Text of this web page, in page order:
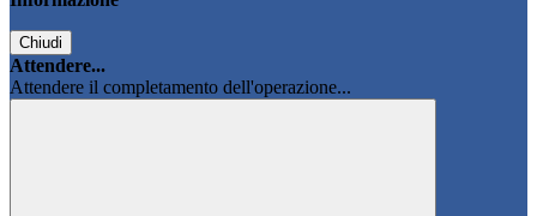
Chiudi
Attendere...
Attendere il completamento dell'operazione...